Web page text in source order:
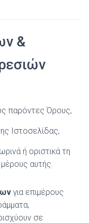
&
παρόντες Όρους,
Ιστοσελίδας,
ή οριστικά τη
αυτής.
για επιμέρους
σε